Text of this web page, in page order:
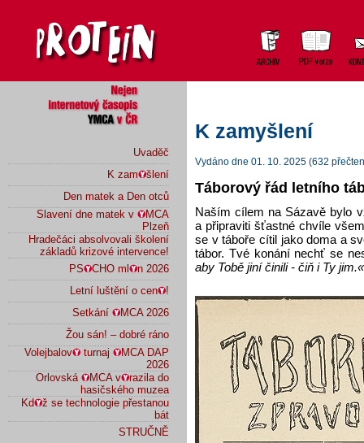
Uvaděč
K zam
šlení
Den matek a Den otců
Slavení dne matek v
MCA
Plzeň
Hradečáci absolvovali školení
základů krizové intervence!
PS
CHO ml
n 2026
Letní luštění o cen
!
Setkání
MCA 2026
Žou sán! – dobré ráno
Volejbalov
turnaj
MCA DAP
2026
Orlovská
MCA v
razila do
hasičského muzea
Kd
ž se technologie přestanou
bát
STRUČNĚ
K zamyšlení
Vydáno dne 01. 10. 2025 (632
Táborový řád letního
Naším cílem na Sázavě bylo
a připraviti šťastné chvíle
se v táboře cítil jako doma a
tábor. Tvé konání nechť se
aby Tobě jiní činili - čiň i Ty jim.«